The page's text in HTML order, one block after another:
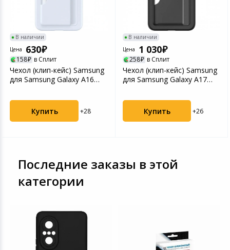
В наличии
Цена
630
158 в Сплит
Чехол (клип-кейс) Samsung
для Samsung Galaxy A16
Купить +28
В наличии
Цена
1 030
258 в Сплит
Чехол (клип-кейс) Samsung
для Samsung Galaxy A17
Купить +26
Последние заказы в этой
категории